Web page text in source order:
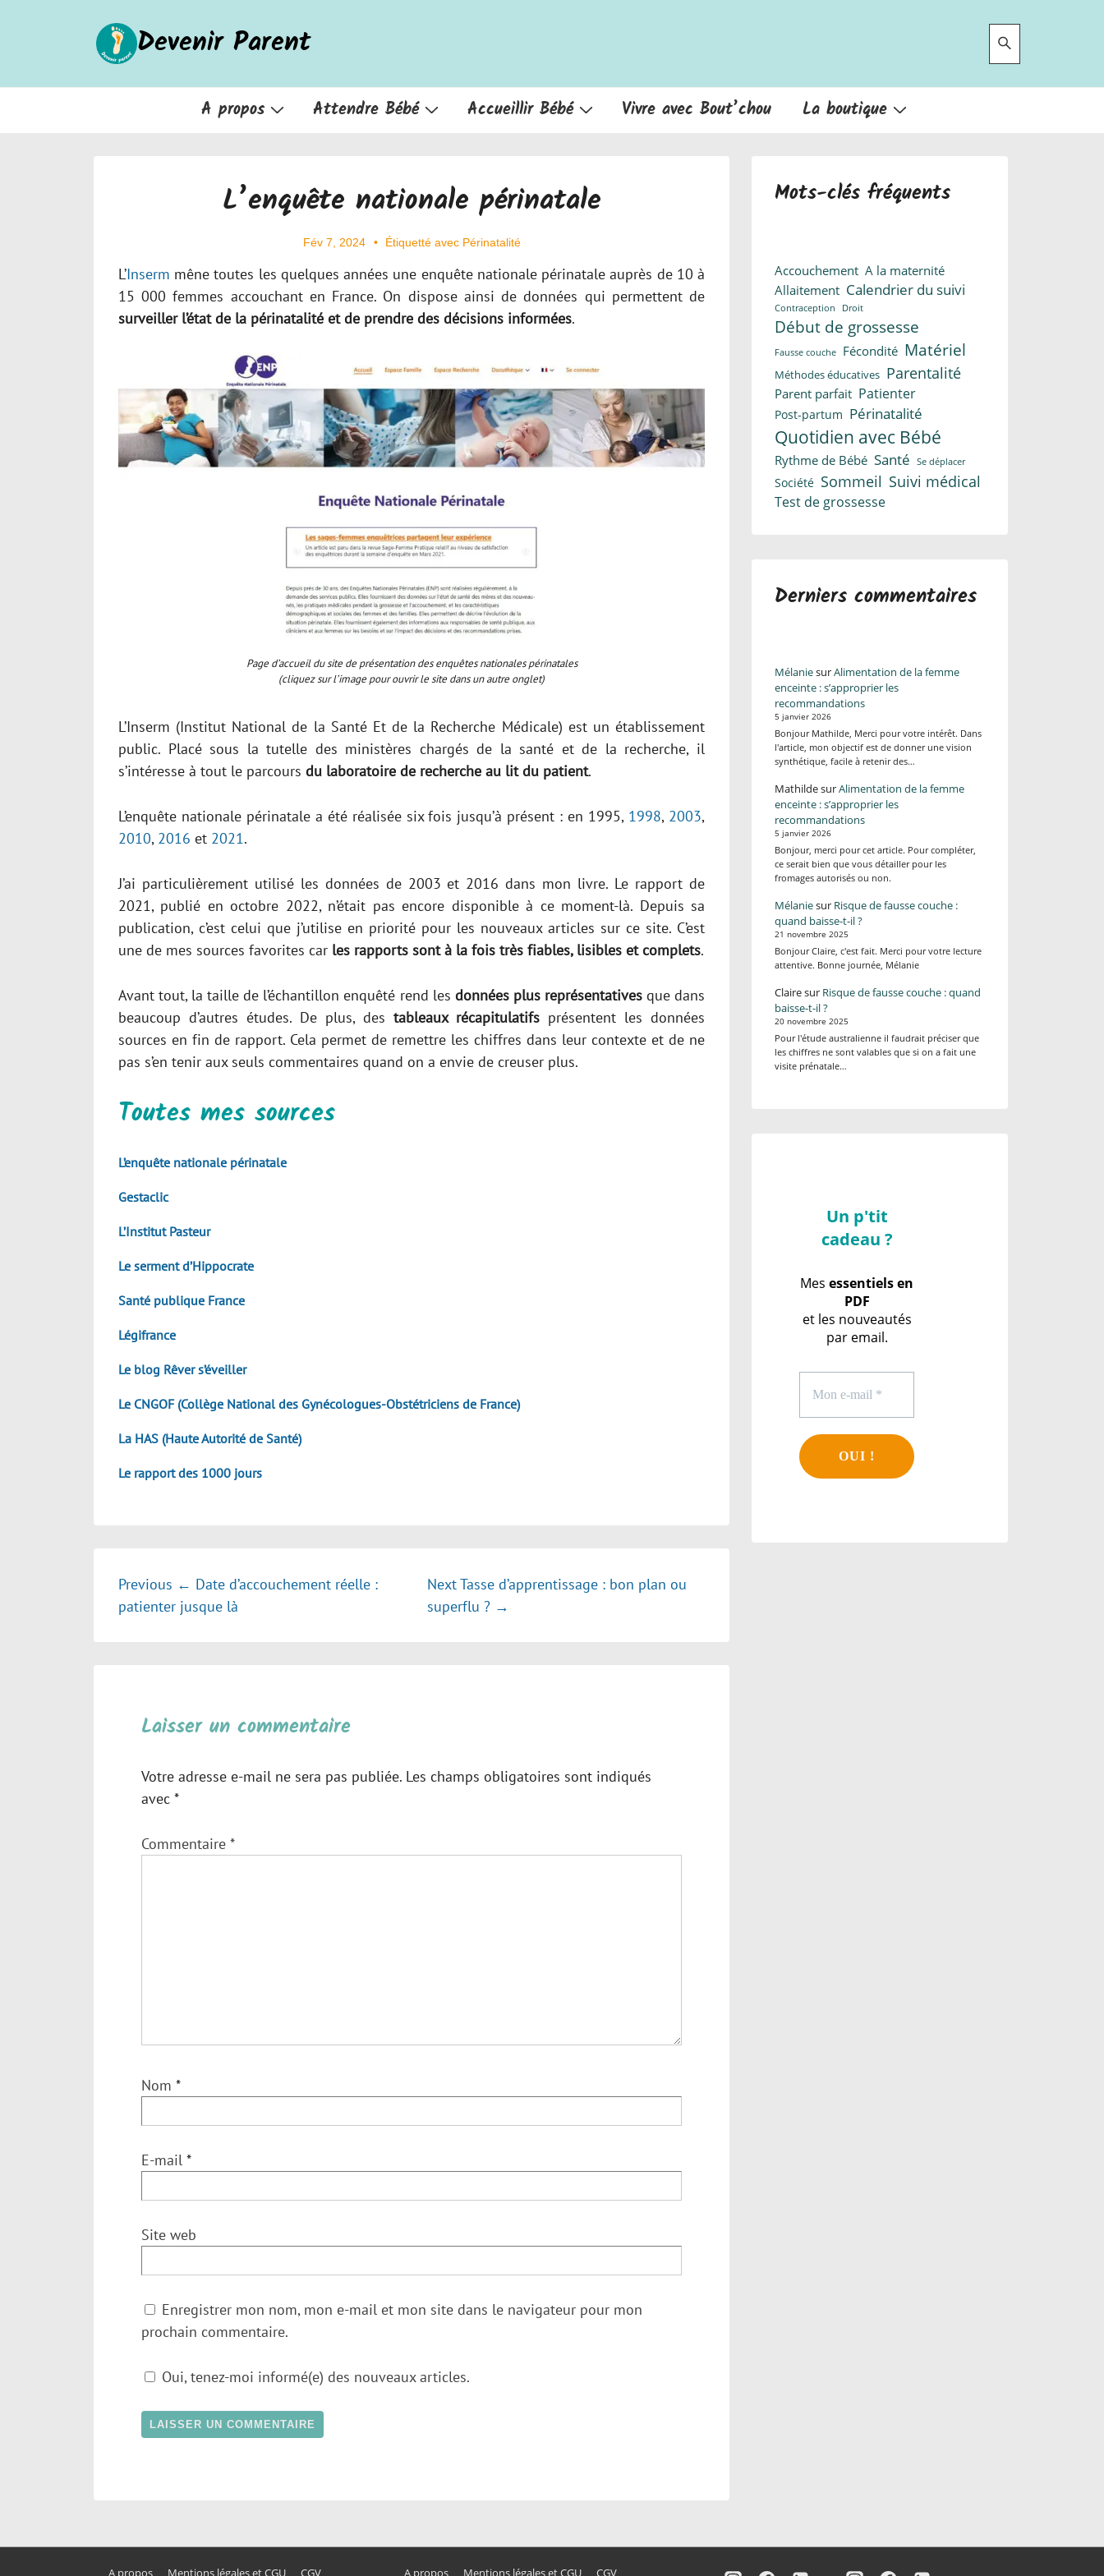
Devenir Parent
Main
Navigation
A propos Attendre Bébé Accueillir Bébé Vivre avec Bout’chou La boutique
L’enquête nationale périnatale
Fév 7, 2024 Étiquetté avec Périnatalité
L’Inserm mêne toutes les quelques années une enquête nationale périnatale auprès de 10 à
15 000 femmes accouchant en France. On dispose ainsi de données qui permettent de
surveiller l’état de la périnatalité et de prendre des décisions informées.
Page d’accueil du site de présentation des enquêtes nationales périnatales
(cliquez sur l’image pour ouvrir le site dans un autre onglet)
L’Inserm (Institut National de la Santé Et de la Recherche Médicale) est un établissement
public. Placé sous la tutelle des ministères chargés de la santé et de la recherche, il
s’intéresse à tout le parcours du laboratoire de recherche au lit du patient.
L’enquête nationale périnatale a été réalisée six fois jusqu’à présent : en 1995, 1998, 2003,
2010, 2016 et 2021.
J’ai particulièrement utilisé les données de 2003 et 2016 dans mon livre. Le rapport de
2021, publié en octobre 2022, n’était pas encore disponible à ce moment-là. Depuis sa
publication, c’est celui que j’utilise en priorité pour les nouveaux articles sur ce site. C’est
une de mes sources favorites car les rapports sont à la fois très fiables, lisibles et complets.
Avant tout, la taille de l’échantillon enquêté rend les données plus représentativesque dans
beaucoup d’autres études. De plus, des tableaux récapitulatifs présentent les données
sources en fin de rapport. Cela permet de remettre les chiffres dans leur contexte et de ne
pas s’en tenir aux seuls commentaires quand on a envie de creuser plus.
Toutes mes sources
L’enquête nationale périnatale
Gestaclic
L’Institut Pasteur
Le serment d’Hippocrate
Santé publique France
Légifrance
Le blog Rêver s’éveiller
Le CNGOF (Collège National des Gynécologues-Obstétriciens de France)
La HAS (Haute Autorité de Santé)
Le rapport des 1000 jours
Navigation
de
Previous ← Date d’accouchement réelle :
patienter jusque là
NextTasse d’apprentissage : bon plan ou
superflu ? →
Laisser un commentaire
Votre adresse e-mail ne sera pas publiée. Les champs obligatoires sont indiqués
avec *
Commentaire *
Nom *
E-mail *
Site web
Enregistrer mon nom, mon e-mail et mon site dans le navigateur pour mon
prochain commentaire.
Oui, tenez-moi informé(e) des nouveaux articles.
Mots-clés fréquents
Accouchement A la maternité
Allaitement Calendrier du suivi
Contraception Droit
Début de grossesse
Fausse couche Fécondité Matériel
Méthodes éducatives Parentalité
Parent parfait Patienter
Post-partum Périnatalité
Quotidien avec Bébé
Rythme de Bébé Santé Se déplacer
Société Sommeil Suivi médical
Test de grossesse
Derniers commentaires
MélaniesurAlimentation de la femme
enceinte : s’approprier les
recommandations
5 janvier 2026
Bonjour Mathilde, Merci pour votre intérêt. Dans
l'article, mon objectif est de donner une vision
synthétique, facile à retenir des…
MathildesurAlimentation de la femme
enceinte : s’approprier les
recommandations
5 janvier 2026
Bonjour, merci pour cet article. Pour compléter,
ce serait bien que vous détailler pour les
fromages autorisés ou non.
Mélaniesur Risque de fausse couche :
quand baisse-t-il ?
21 novembre 2025
Bonjour Claire, c'est fait. Merci pour votre lecture
attentive. Bonne journée, Mélanie
Clairesur Risque de fausse couche : quand
baisse-t-il ?
20 novembre 2025
Pour l'étude australienne il faudrait préciser que
les chiffres ne sont valables que si on a fait une
visite prénatale…
Un p'tit
cadeau ?
Mes essentiels en
PDF
et les nouveautés
par email.
A propos Mentions légales et CGU CGV A propos Mentions légales et CGU CGV